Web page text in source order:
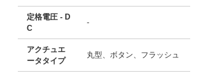
定格電圧 - D
C
-
アクチュエ
ータタイプ
丸型、ボタン、フラッシュ